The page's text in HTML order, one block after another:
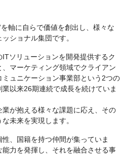
軸に自らで価値を創出し、様々な
ショナル集団です。
ソリューションを開発提供するク
マーケティング領域でクライアン
ミュニケーション事業部という2つの
以来26期連続で成長を続けていま
が抱える様々な課題に応え、その
未来を実現します。
、国籍を持つ仲間が集っていま
力を発揮し、それを融合させる事